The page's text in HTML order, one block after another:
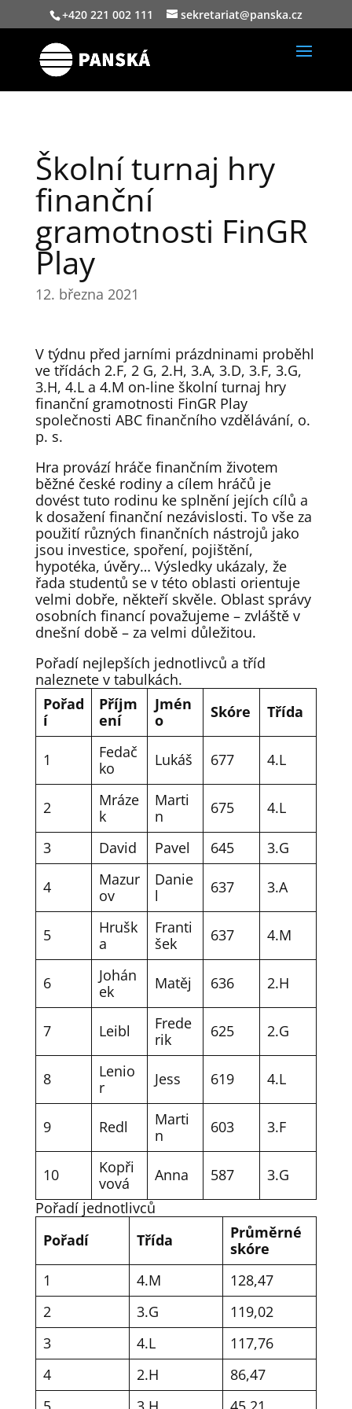
+420 221 002 111 sekretariat@panska.cz
Školní turnaj hry
finanční
gramotnosti FinGR
Play
12. března 2021
V týdnu před jarními prázdninami proběhl
ve třídách 2.F, 2 G, 2.H, 3.A, 3.D, 3.F, 3.G,
3.H, 4.L a 4.M on-line školní turnaj hry
finanční gramotnosti FinGR Play
společnosti ABC finančního vzdělávání, o.
p. s.
Hra provází hráče finančním životem
běžné české rodiny a cílem hráčů je
dovést tuto rodinu ke splnění jejích cílů a
k dosažení finanční nezávislosti. To vše za
použití různých finančních nástrojů jako
jsou investice, spoření, pojištění,
hypotéka, úvěry… Výsledky ukázaly, že
řada studentů se v této oblasti orientuje
velmi dobře, někteří skvěle. Oblast správy
osobních financí považujeme – zvláště v
dnešní době – za velmi důležitou.
Pořadí nejlepších jednotlivců a tříd
naleznete v tabulkách.
Pořad
í
Příjm
ení
Jmén
o
Skóre Třída
1
Fedač
ko
Lukáš 677 4.L
2
Mráze
k
Marti
n
675 4.L
3 David Pavel 645 3.G
4
Mazur
ov
Danie
l
637 3.A
5
Hrušk
a
Franti
šek
637 4.M
6
Johán
ek
Matěj 636 2.H
7 Leibl
Frede
rik
625 2.G
8
Lenio
r
Jess 619 4.L
9 Redl
Marti
n
603 3.F
10
Kopři
vová
Anna 587
3.G
Pořadí jednotlivců
Pořadí
Třída
Průměrné
skóre
1
4.M
128,47
2
3.G
119,02
3
4.L
117,76
4
2.H
86,47